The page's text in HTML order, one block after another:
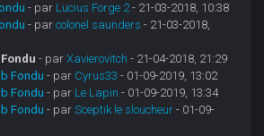
- par Lucius Forge 2- 21-03-2018, 10:38
- parcolonel saunders - 21-03-2018,
- parXavierovitch - 21-04-2018, 21:29
Fondu - par Cyrus33 - 01-09-2019, 13:02
Fondu - par Le Lapin - 01-09-2019, 13:34
Fondu - parSceptik le sloucheur - 01-09-